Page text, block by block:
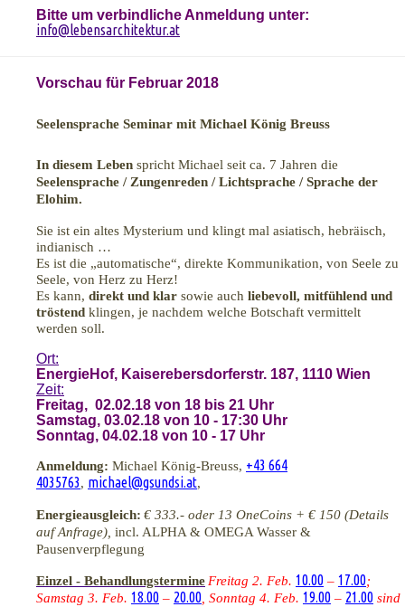
Bitte um verbindliche Anmeldung unter:
info@lebensarchitektur.at
Vorschau für Februar 2018
Seelensprache Seminar mit Michael König Breuss
In diesem Leben spricht Michael seit ca. 7 Jahren die
Seelensprache / Zungenreden / Lichtsprache / Sprache der
Elohim.
Sie ist ein altes Mysterium und klingt mal asiatisch, hebräisch,
indianisch …
Es ist die „automatische“, direkte Kommunikation, von Seele zu
Seele, von Herz zu Herz!
Es kann, direkt und klar sowie auch liebevoll, mitfühlend und
tröstend klingen, je nachdem welche Botschaft vermittelt
werden soll.
Ort:
EnergieHof, Kaiserebersdorferstr. 187, 1110 Wien
Zeit:
Freitag, 02.02.18 von 18 bis 21 Uhr
Samstag, 03.02.18 von 10 - 17:30 Uhr
Sonntag, 04.02.18 von 10 - 17 Uhr
Anmeldung: Michael König-Breuss, +43 664
4035763, michael@gsundsi.at,
Energieausgleich: € 333.- oder 13 OneCoins + € 150 (Details
auf Anfrage), incl. ALPHA & OMEGA Wasser &
Pausenverpflegung
Einzel - BehandlungstermineFreitag 2. Feb. 10.00 – 17.00;
Samstag 3. Feb. 18.00 – 20.00, Sonntag 4. Feb. 19.00 – 21.00 sind